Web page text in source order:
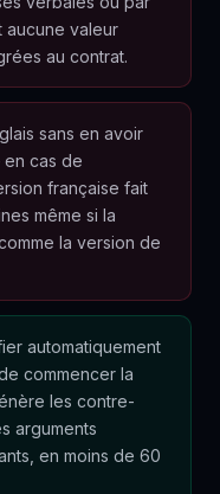
aucune valeur
au contrat.
sans en avoir
cas de
française fait
même si la
la version de
automatiquement
commencer la
les contre-
arguments
en moins de 60